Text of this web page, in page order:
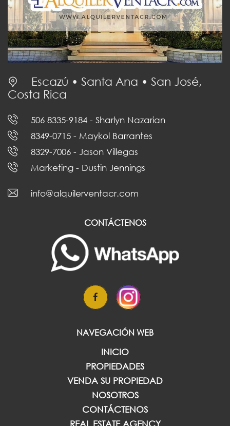
Escazú • Santa Ana • San José,
Costa Rica
506 8335-9184 - Sharlyn Nazarian
8349-0715 - Maykol Barrantes
8329-7006 - Jason Villegas
Marketing - Dustin Jennings
info@alquilerventacr.com
CONTÁCTENOS
NAVEGACIÓN WEB
INICIO
PROPIEDADES
VENDA SU PROPIEDAD
NOSOTROS
CONTÁCTENOS
REAL ESTATE AGENCY